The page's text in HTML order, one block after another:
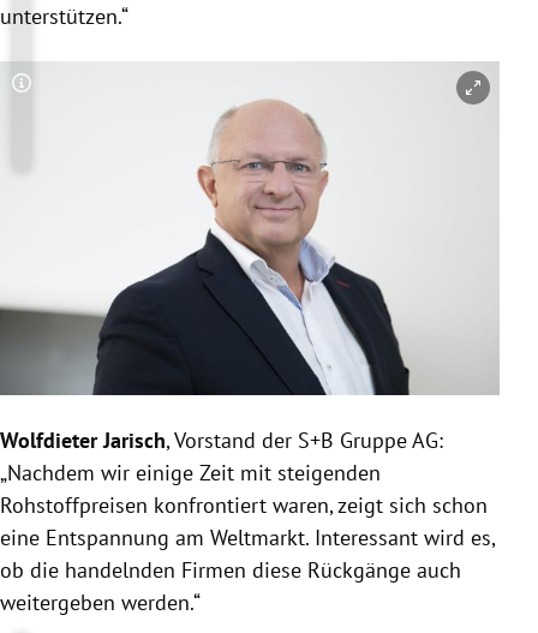
unterstützen.“
Copyright-Hinweis öffnen/schließen
Wolfdieter Jarisch, Vorstand der S+B Gruppe AG:
„Nachdem wir einige Zeit mit steigenden
Rohstoffpreisen konfrontiert waren, zeigt sich schon
eine Entspannung am Weltmarkt. Interessant wird es,
ob die handelnden Firmen diese Rückgänge auch
weitergeben werden.“